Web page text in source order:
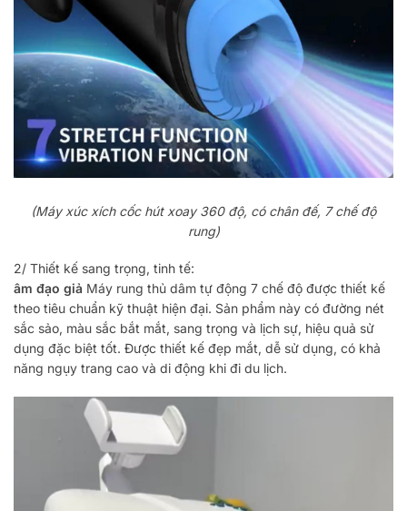
(Máy xúc xích cốc hút xoay 360 độ, có chân đế, 7 chế độ
rung)
2/ Thiết kế sang trọng, tinh tế:
âm đạo giả Máy rung thủ dâm tự động 7 chế độ được thiết kế
theo tiêu chuẩn kỹ thuật hiện đại. Sản phẩm này có đường nét
sắc sảo, màu sắc bắt mắt, sang trọng và lịch sự, hiệu quả sử
dụng đặc biệt tốt. Được thiết kế đẹp mắt, dễ sử dụng, có khả
năng ngụy trang cao và di động khi đi du lịch.